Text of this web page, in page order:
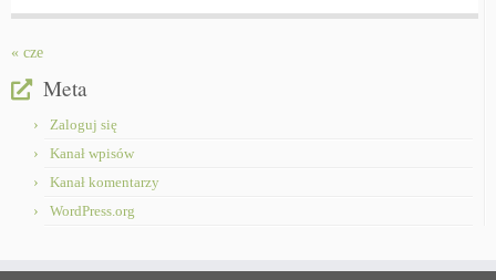
« cze
Meta
Zaloguj się
Kanał wpisów
Kanał komentarzy
WordPress.org